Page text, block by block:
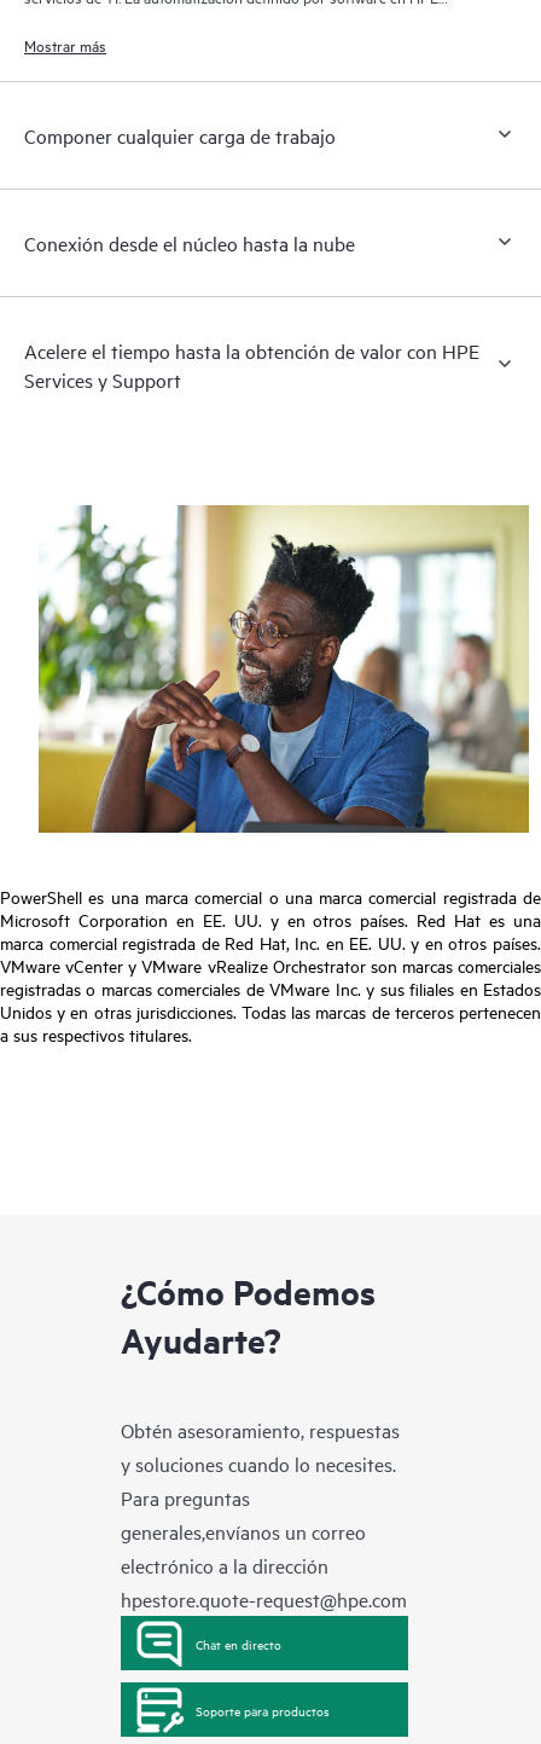
rápida, simplificar el ciclo de vida de las operaciones e incrementar la
Mostrar más
Componer cualquier carga de trabajo
Conexión desde el núcleo hasta la nube
Acelere el tiempo hasta la obtención de valor con HPE
Services y Support
PowerShell es una marca comercial o una marca comercial registrada de
Microsoft Corporation en EE. UU. y en otros países. Red Hat es una
marca comercial registrada de Red Hat, Inc. en EE. UU. y en otros países.
VMware vCenter y VMware vRealize Orchestrator son marcas comerciales
registradas o marcas comerciales de VMware Inc. y sus filiales en Estados
Unidos y en otras jurisdicciones. Todas las marcas de terceros pertenecen
a sus respectivos titulares.
¿Cómo Podemos
Ayudarte?
Obtén asesoramiento, respuestas
y soluciones cuando lo necesites.
Para preguntas
generales,envíanos un correo
electrónico a la dirección
hpestore.quote-request@hpe.com
Chat en directo
Soporte para productos